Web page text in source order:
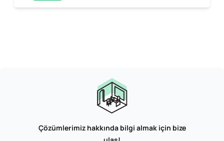
Çözümlerimiz hakkında bilgi almak için bize